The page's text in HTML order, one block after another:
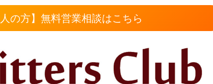
人の方】無料営業相談はこちら